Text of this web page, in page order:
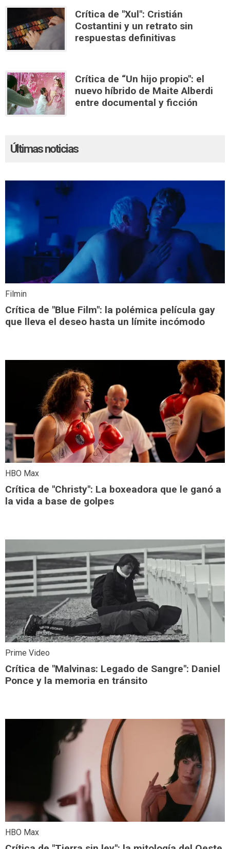
Crítica de "Xul": Cristián
Costantini y un retrato sin
respuestas definitivas
Crítica de “Un hijo propio": el
nuevo híbrido de Maite Alberdi
entre documental y ficción
Últimas noticias
Filmin
Crítica de "Blue Film": la polémica película gay
que lleva el deseo hasta un límite incómodo
HBO Max
Crítica de "Christy": La boxeadora que le ganó a
la vida a base de golpes
Prime Video
Crítica de "Malvinas: Legado de Sangre": Daniel
Ponce y la memoria en tránsito
HBO Max